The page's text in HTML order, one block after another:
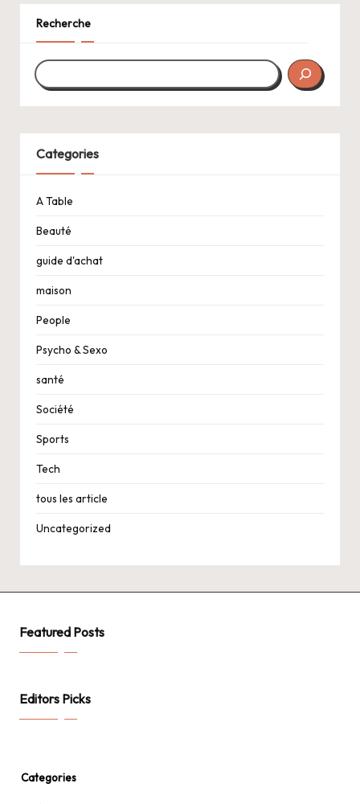
Recherche
Categories
A Table
Beauté
guide d'achat
maison
People
Psycho & Sexo
santé
Société
Sports
Tech
tous les article
Uncategorized
Featured Posts
Editors Picks
Categories